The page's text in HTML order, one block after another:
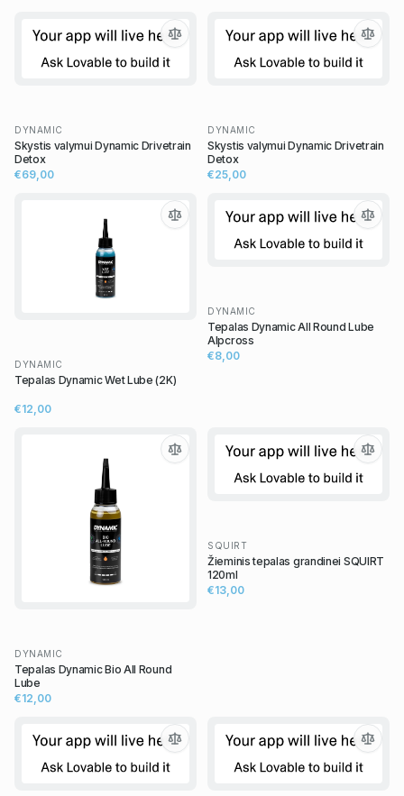
DYNAMIC
Skystis valymui Dynamic Drivetrain
Detox
€69,00
DYNAMIC
Skystis valymui Dynamic Drivetrain
Detox
€25,00
DYNAMIC
Tepalas Dynamic Wet Lube (2K)
€12,00
DYNAMIC
Tepalas Dynamic All Round Lube
Alpcross
€8,00
DYNAMIC
Tepalas Dynamic Bio All Round
Lube
€12,00
SQUIRT
Žieminis tepalas grandinei SQUIRT
120ml
€13,00